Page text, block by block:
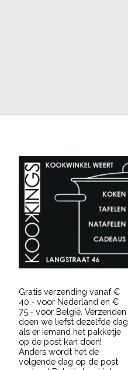
Gratis verzending vanaf €
40.- voor Nederland en €
75.- voor België. Verzenden
doen we liefst dezelfde dag,
als er iemand het pakketje
op de post kan doen!
Anders wordt het de
volgende dag op de post